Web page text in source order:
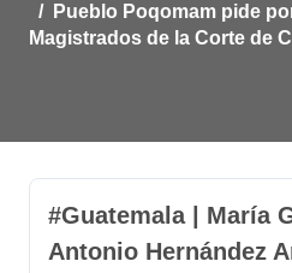
Pueblo Poqomam pide
Magistrados de la Corte de
#Guatemala | María Guarchaj, Marco
Antonio Hernández